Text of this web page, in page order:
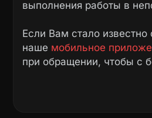
выполнения работы в
Если Вам стало
наше мобильное
при обращении, чтобы с